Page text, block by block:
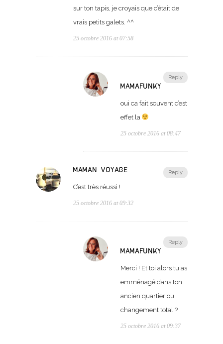
sur ton tapis, je croyais que c’était de
vrais petits galets. ^^
25 octobre 2016 at 07:58
Reply
MAMAFUNKY
oui ca fait souvent c’est
effet la
25 octobre 2016 at 08:47
Reply
MAMAN VOYAGE
C’est très réussi !
25 octobre 2016 at 09:32
Reply
MAMAFUNKY
Merci ! Et toi alors tu as
emménagé dans ton
ancien quartier ou
changement total ?
25 octobre 2016 at 09:37